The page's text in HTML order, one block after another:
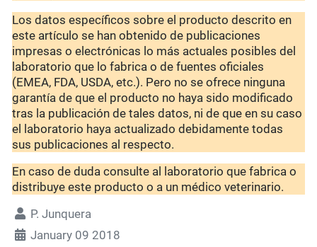
Los datos específicos sobre el producto descrito en
este artículo se han obtenido de publicaciones
impresas o electrónicas lo más actuales posibles del
laboratorio que lo fabrica o de fuentes oficiales
(EMEA, FDA, USDA, etc.). Pero no se ofrece ninguna
garantía de que el producto no haya sido modificado
tras la publicación de tales datos, ni de que en su caso
el laboratorio haya actualizado debidamente todas
sus publicaciones al respecto.
En caso de duda consulte al laboratorio que fabrica o
distribuye este producto o a un médico veterinario.
P. Junquera
January 09 2018